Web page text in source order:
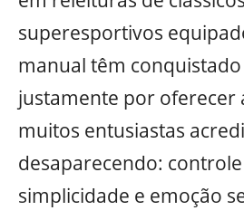
superesportivos
manual têm conquistado
justamente por oferecer
muitos entusiastas
desaparecendo:
simplicidade e emoção